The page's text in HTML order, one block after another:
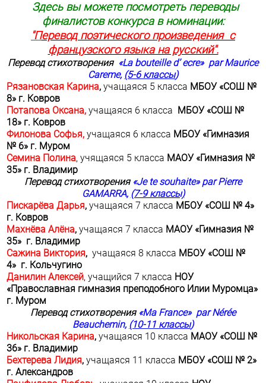
Здесь вы можете посмотреть переводы
финалистов конкурса в номинации:
"Перевод поэтического произведения с
французского языка на русский".
Перевод стихотворения «La bouteille d’ ecre» par Maurice
Careme, (5-6 классы)
Рязановская Карина,учащаяся 5 класса МБОУ «СОШ №
8» г. Ковров
Потапова Оксана,учащаяся 6 класса МБОУ «СОШ №
18» г. Ковров
Филонова Софья,учащаяся 6 класса МБОУ «Гимназия
№ 6» г. Муром
Семина Полина, учящаяся 5 класса МАОУ «Гимназия №
35» г. Владимир
Перевод стихотворения «Je te souhaite»par Pierre
GAMARRA, (7-9 классы)
Пискарёва Дарья,учащаяся 7 класса МБОУ «СОШ № 4»
г. Ковров
Махнёва Алёна,учащаяся 7 класса МАОУ «Гимназия №
35» г. Владимир
Сажина Виктория,учащаяся 8 класса МБОУ «СОШ №
4» г. Кольчугино
Данилин Алексей, учащийся 7 класса НОУ
«Православная гимназия преподобного Илии Муромца»
г. Муром
Перевод стихотворения«Ma France» par Nérée
Beauchemin, (10-11 классы)
Никольская Карина,учащаяся 10 класса МАОУ «СОШ №
36» г. Владимир
Бехтерева Лидия,учащаяся 11 класса МБОУ «СОШ № 2»
г. Александров